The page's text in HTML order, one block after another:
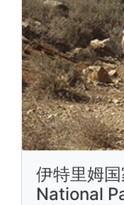
伊特里姆
National